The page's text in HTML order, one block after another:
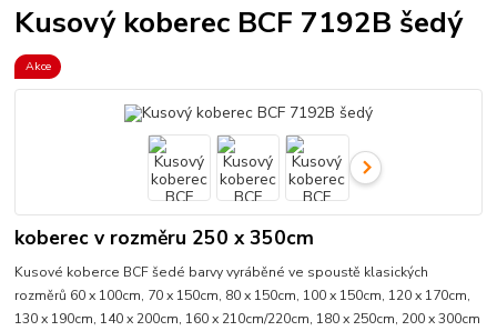
Kusový koberec BCF 7192B šedý
Akce
koberec v rozměru 250 x 350cm
Kusové koberce BCF šedé barvy vyráběné ve spoustě klasických
rozměrů 60 x 100cm, 70 x 150cm, 80 x 150cm, 100 x 150cm, 120 x 170cm,
130 x 190cm, 140 x 200cm, 160 x 210cm/220cm, 180 x 250cm, 200 x 300cm